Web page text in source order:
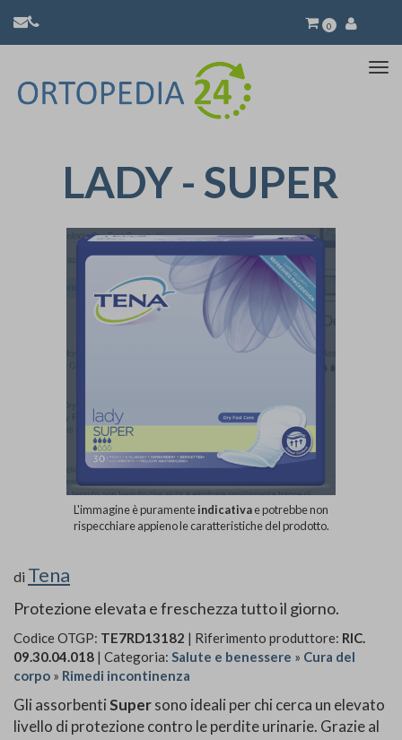
0
LADY - SUPER
L'immagine è puramenteindicativae potrebbe non
rispecchiare appieno le caratteristiche del prodotto.
di Tena
Protezione elevata e freschezza tutto il giorno.
Codice OTGP: TE7RD13182 | Riferimento produttore: RIC.
09.30.04.018 | Categoria: Salute e benessere » Cura del
corpo » Rimedi incontinenza
Gli assorbentiSupersono ideali per chi cerca un elevato
livello di protezione contro le perdite urinarie. Grazie al